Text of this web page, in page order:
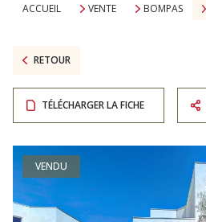
ACCUEIL VENTE BOMPAS
RETOUR
TÉLÉCHARGER LA FICHE
VENDU